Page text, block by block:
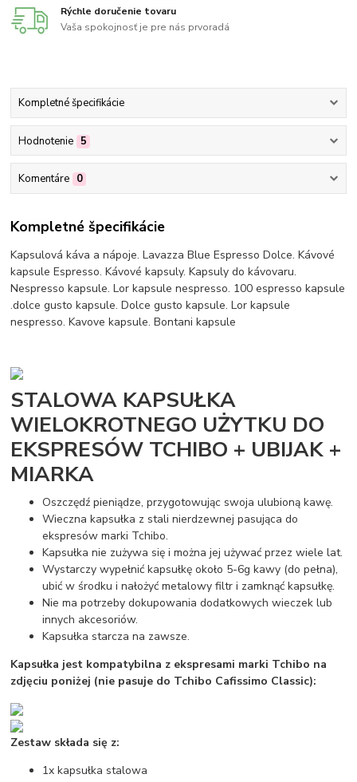
Rýchle doručenie tovaru
Vaša spokojnosť je pre nás prvoradá
Kompletné špecifikácie
Hodnotenie 5
Komentáre 0
Kompletné špecifikácie
Kapsulová káva a nápoje. Lavazza Blue Espresso Dolce. Kávové
kapsule Espresso. Kávové kapsuly. Kapsuly do kávovaru.
Nespresso kapsule. Lor kapsule nespresso. 100 espresso kapsule
.dolce gusto kapsule. Dolce gusto kapsule. Lor kapsule
nespresso. Kavove kapsule. Bontani kapsule
STALOWA KAPSUŁKA
WIELOKROTNEGO UŻYTKU DO
EKSPRESÓW TCHIBO + UBIJAK +
MIARKA
Oszczędź pieniądze, przygotowując swoja ulubioną kawę.
Wieczna kapsułka z stali nierdzewnej pasująca do
ekspresów marki Tchibo.
Kapsułka nie zużywa się i można jej używać przez wiele lat.
Wystarczy wypełnić kapsułkę około 5-6g kawy (do pełna),
ubić w środku i nałożyć metalowy filtr i zamknąć kapsułkę.
Nie ma potrzeby dokupowania dodatkowych wieczek lub
innych akcesoriów.
Kapsułka starcza na zawsze.
Kapsułka jest kompatybilna z ekspresami marki Tchibo na
zdjęciu poniżej (nie pasuje do Tchibo Cafissimo Classic):
Zestaw składa się z:
1x kapsułka stalowa